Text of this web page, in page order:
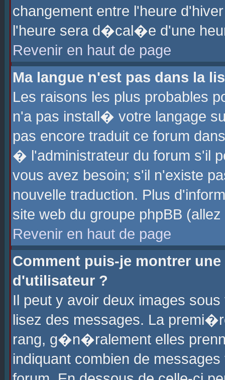
changement entre l'heure
l'heure sera d�cal�e d'une
Revenir en haut de page
Ma langue n'est pas dans la
Les raisons les plus probables
n'a pas install� votre langage
pas encore traduit ce forum
� l'administrateur du forum s'il
vous avez besoin; s'il n'existe
nouvelle traduction. Plus
site web du groupe phpBB
Revenir en haut de page
Comment puis-je montrer
d'utilisateur ?
Il peut y avoir deux images
lisez des messages. La
rang, g�n�ralement elles
indiquant combien de